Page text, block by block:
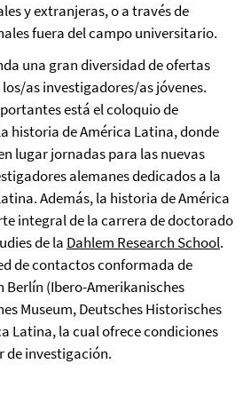
y extranjeras, o a través de
fuera del campo universitario.
una gran diversidad de ofertas
as investigadores/as jóvenes.
está el coloquio de
historia de América Latina, donde
lugar jornadas para las nuevas
alemanes dedicados a la
Además, la historia de América
integral de la carrera de doctorado
de la Dahlem Research School.
de contactos conformada de
Berlín (Ibero-Amerikanisches
Museum, Deutsches Historisches
Latina, la cual ofrece condiciones
de investigación.